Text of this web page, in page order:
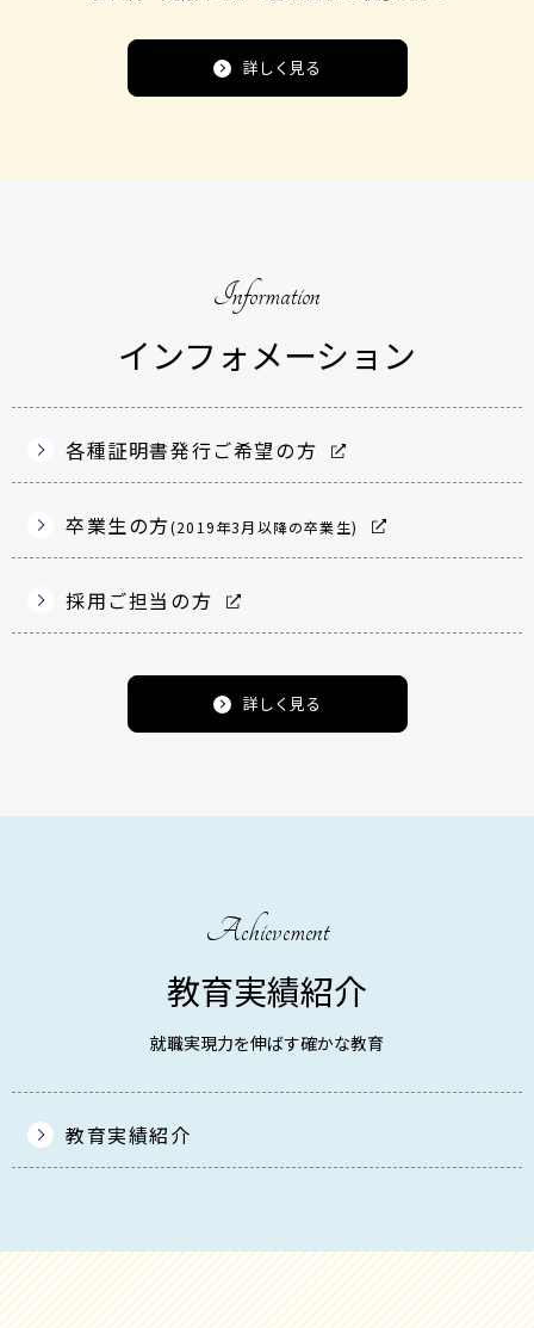
詳しく見る
Information
インフォメーション
各種証明書発行ご希望の方
卒業生の方(2019年3月以降の卒業生)
採用ご担当の方
詳しく見る
Achievement
教育実績紹介
就職実現力を伸ばす確かな教育
教育実績紹介